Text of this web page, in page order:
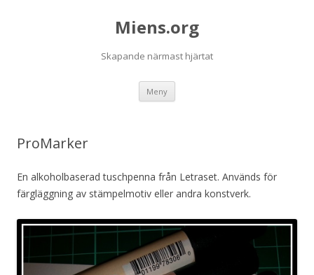
Miens.org
Skapande närmast hjärtat
Meny
ProMarker
En alkoholbaserad tuschpenna från Letraset. Används för
färgläggning av stämpelmotiv eller andra konstverk.